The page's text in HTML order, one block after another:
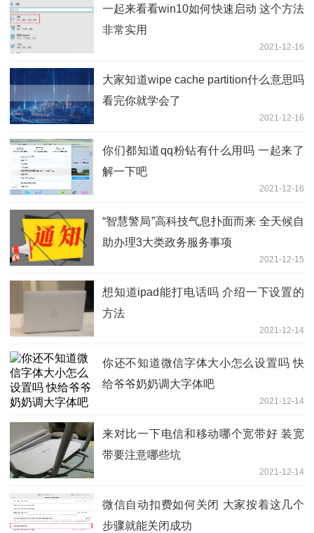
一起来看看win10如何快速启动 这个方法
非常实用
2021-12-16
大家知道wipe cache partition什么意思吗
看完你就学会了
2021-12-16
你们都知道qq粉钻有什么用吗 一起来了
解一下吧
2021-12-16
“智慧警局”高科技气息扑面而来 全天候自
助办理3大类政务服务事项
2021-12-15
想知道ipad能打电话吗 介绍一下设置的
方法
2021-12-14
你还不知道微信字体大小怎么设置吗 快
给爷爷奶奶调大字体吧
2021-12-14
来对比一下电信和移动哪个宽带好 装宽
带要注意哪些坑
2021-12-14
微信自动扣费如何关闭 大家按着这几个
步骤就能关闭成功